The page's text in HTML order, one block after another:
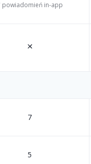
powiadomień in-app
7
5